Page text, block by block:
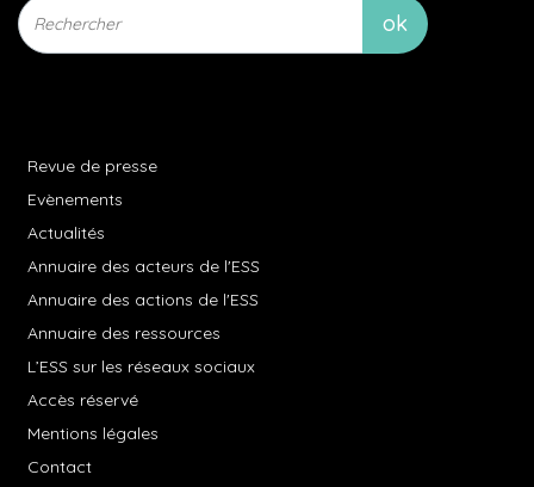
Revue de presse
Evènements
Actualités
Annuaire des acteurs de l'ESS
Annuaire des actions de l'ESS
Annuaire des ressources
L’ESS sur les réseaux sociaux
Accès réservé
Mentions légales
Contact